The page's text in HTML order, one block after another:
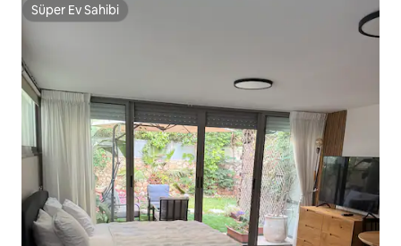
Süper Ev Sahibi
Süper Ev Sahibi